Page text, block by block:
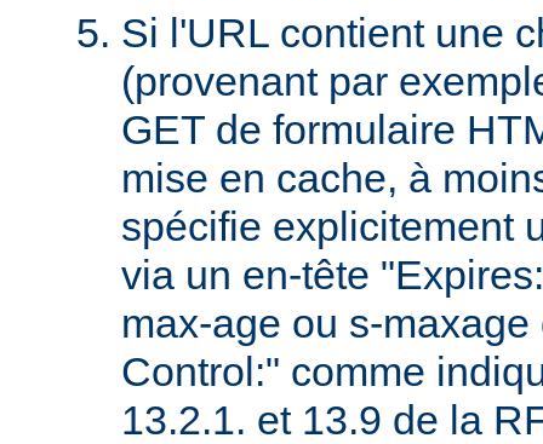
Si l'URL contient une
(provenant par
GET de formulaire
mise en cache, à
spécifie explicitement
via un en-tête
max-age ou s-
Control:" comme
13.2.1. et 13.9 de la